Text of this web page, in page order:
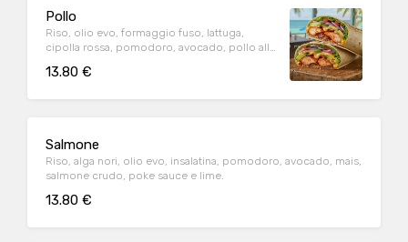
Pollo
Riso, olio evo, formaggio fuso, lattuga,
cipolla rossa, pomodoro, avocado, pollo alla
13.80 €
Salmone
Riso, alga nori, olio evo, insalatina, pomodoro, avocado, mais,
salmone crudo, poke sauce e lime.
13.80 €